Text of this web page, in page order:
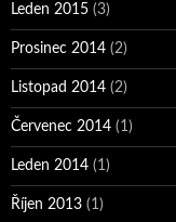
Leden 2015 (3)
Prosinec 2014 (2)
Listopad 2014 (2)
Červenec 2014 (1)
Leden 2014 (1)
Říjen 2013 (1)